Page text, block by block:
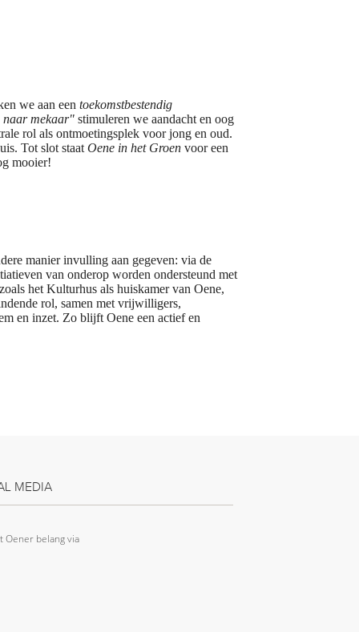
we aan een toekomstbestendig
naar mekaar" stimuleren we aandacht en oog
rol als ontmoetingsplek voor jong en oud.
Tot slot staat Oene in het Groen voor een
mooier!
manier invulling aan gegeven: via de
van onderop worden ondersteund met
het Kulturhus als huiskamer van Oene,
rol, samen met vrijwilligers,
en inzet. Zo blijft Oene een actief en
MEDIA
Oener belang via